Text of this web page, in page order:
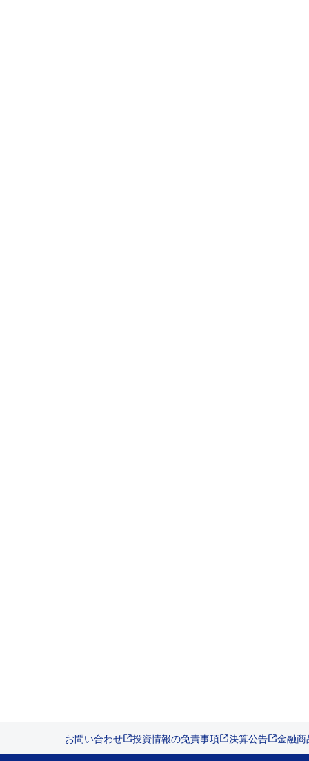
お問い合わせ 投資情報の免責事項 決算公告 金融